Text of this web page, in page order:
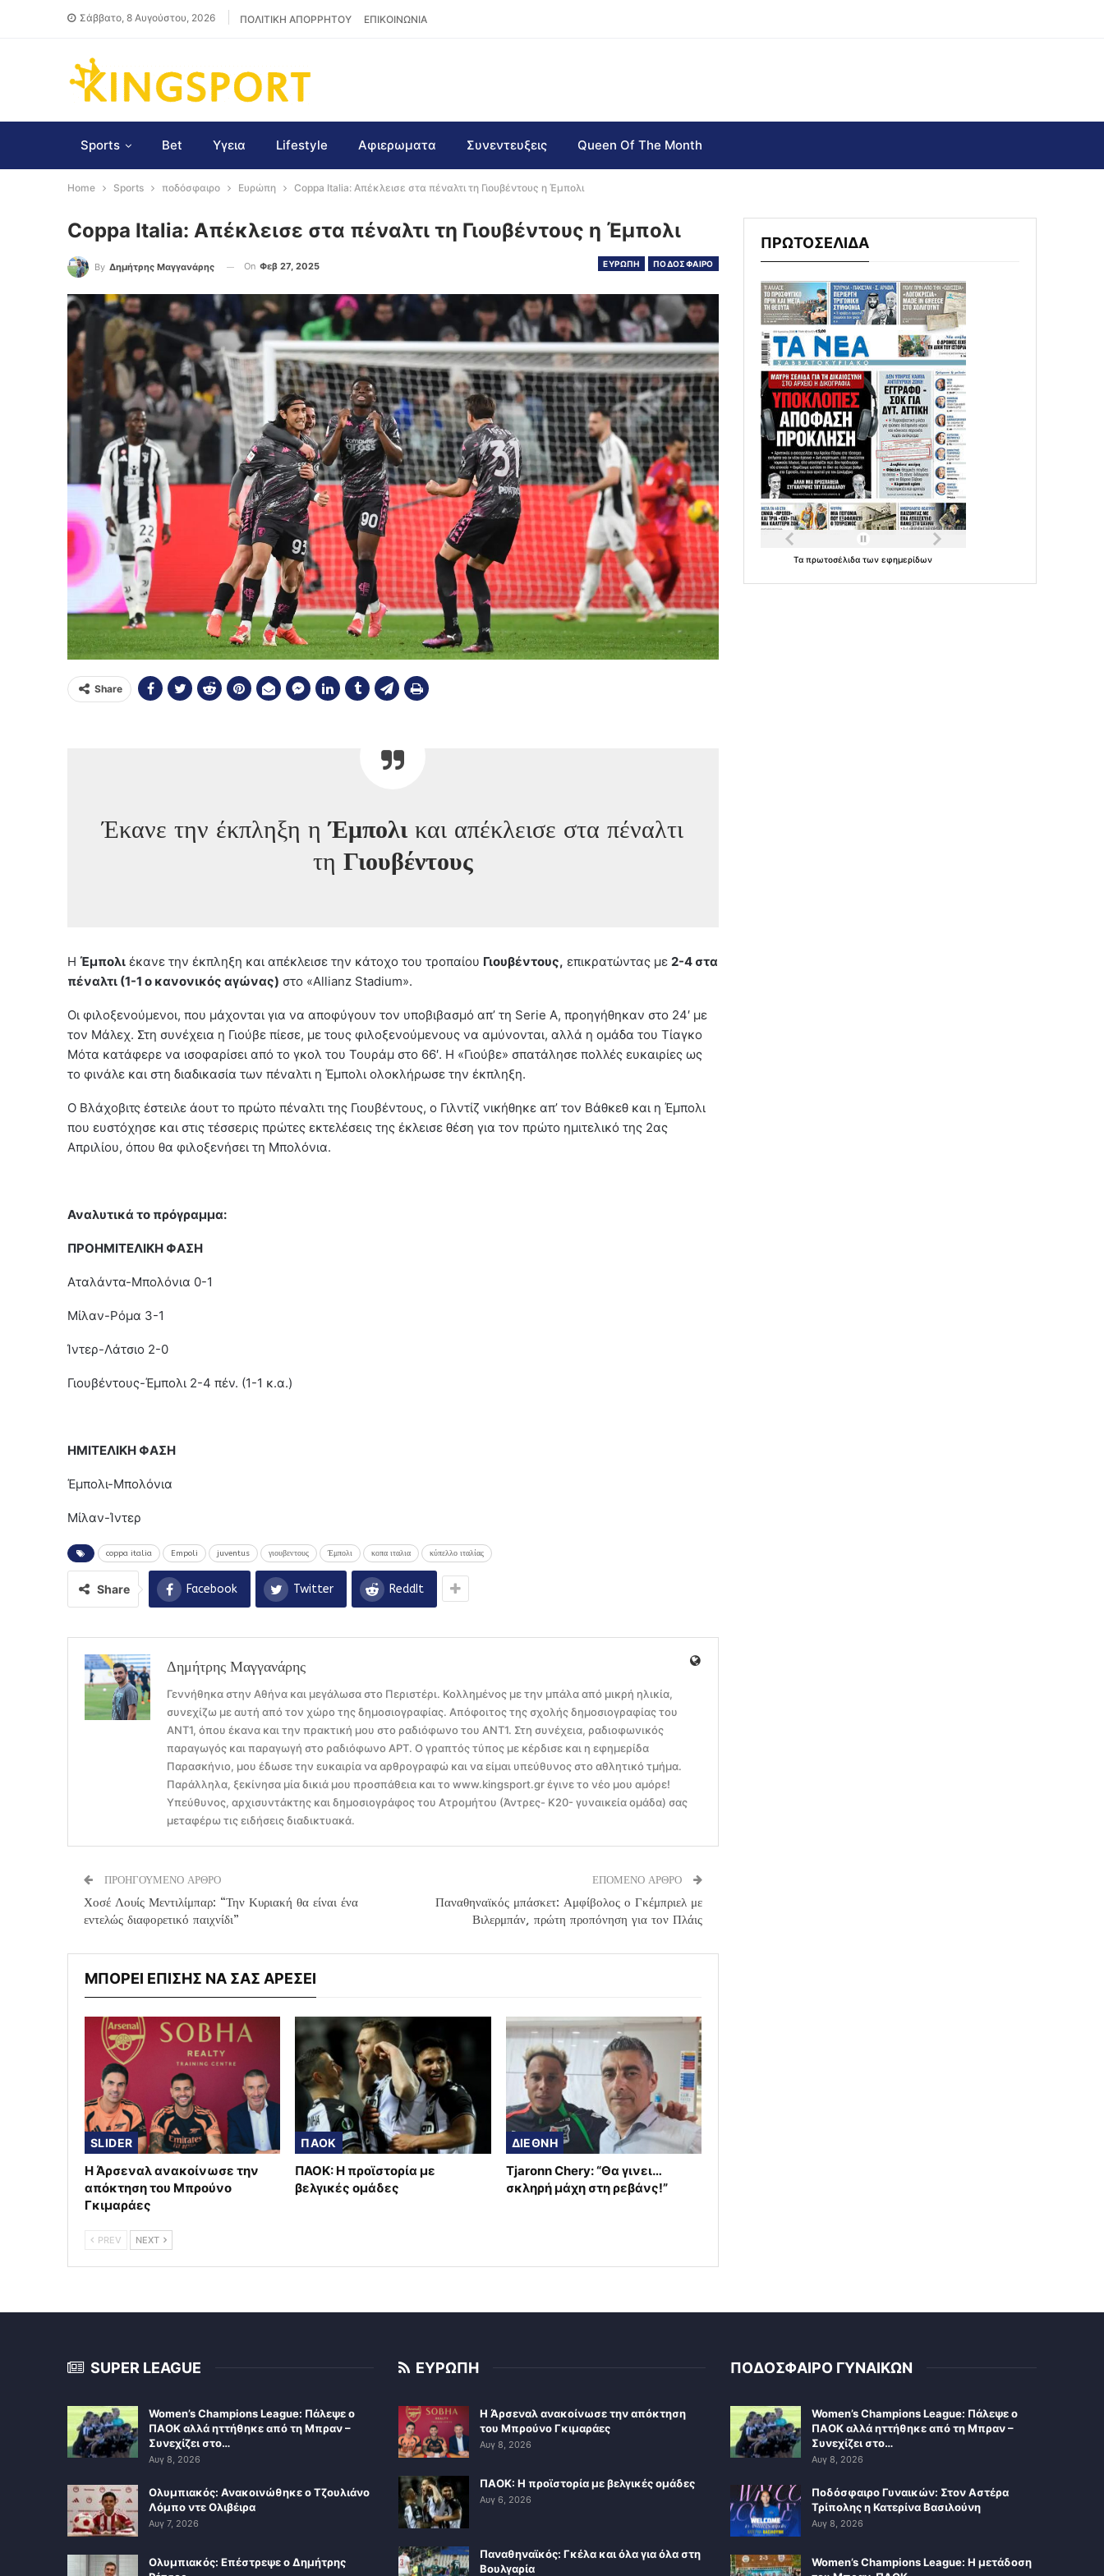
Σάββατο, 8 Αυγούστου, 2026 ΠΟΛΙΤΙΚΗ ΑΠΟΡΡΗΤΟΥ ΕΠΙΚΟΙΝΩΝΙΑ
Sports Bet Υγεια Lifestyle Αφιερωματα Συνεντευξεις Queen Of The Month
Home Sports ποδόσφαιρο Ευρώπη Coppa Italia: Απέκλεισε στα πέναλτι τη Γιουβέντους η Έμπολι
Coppa Italia: Απέκλεισε στα πέναλτι τη Γιουβέντους η Έμπολι
ΕΥΡΩΠΗ ΠΟΔΟΣΦΑΙΡΟ
By Δημήτρης Μαγγανάρης On Φεβ 27, 2025
Share
Έκανε την έκπληξη ηΈμπολικαι απέκλεισε στα πέναλτι
τη Γιουβέντους
Η Έμπολι έκανε την έκπληξη και απέκλεισε την κάτοχο του τροπαίου Γιουβέντους, επικρατώντας με 2-4 στα
πέναλτι (1-1 ο κανονικός αγώνας) στο «Allianz Stadium».
Οι φιλοξενούμενοι, που μάχονται για να αποφύγουν τον υποβιβασμό απ’ τη Serie A, προηγήθηκαν στο 24′ με
τον Μάλεχ. Στη συνέχεια η Γιούβε πίεσε, με τους φιλοξενούμενους να αμύνονται, αλλά η ομάδα του Τίαγκο
Μότα κατάφερε να ισοφαρίσει από το γκολ του Τουράμ στο 66′. Η «Γιούβε» σπατάλησε πολλές ευκαιρίες ως
το φινάλε και στη διαδικασία των πέναλτι η Έμπολι ολοκλήρωσε την έκπληξη.
Ο Βλάχοβιτς έστειλε άουτ το πρώτο πέναλτι της Γιουβέντους, ο Γιλντίζ νικήθηκε απ’ τον Βάθκεθ και η Έμπολι
που ευστόχησε και στις τέσσερις πρώτες εκτελέσεις της έκλεισε θέση για τον πρώτο ημιτελικό της 2ας
Απριλίου, όπου θα φιλοξενήσει τη Μπολόνια.
Αναλυτικά το πρόγραμμα:
ΠΡΟΗΜΙΤΕΛΙΚΗ ΦΑΣΗ
Αταλάντα-Μπολόνια 0-1
Μίλαν-Ρόμα 3-1
Ίντερ-Λάτσιο 2-0
Γιουβέντους-Έμπολι 2-4 πέν. (1-1 κ.α.)
ΗΜΙΤΕΛΙΚΗ ΦΑΣΗ
Έμπολι-Μπολόνια
Μίλαν-Ίντερ
coppa italia Empoli juventus γιουβεντους Έμπολι κοπα ιταλια κύπελλο ιταλίας
Share Facebook Twitter ReddIt
Δημήτρης Μαγγανάρης
Γεννήθηκα στην Αθήνα και μεγάλωσα στο Περιστέρι. Κολλημένος με την μπάλα από μικρή ηλικία,
συνεχίζω με αυτή από τον χώρο της δημοσιογραφίας. Απόφοιτος της σχολής δημοσιογραφίας του
ΑΝΤ1, όπου έκανα και την πρακτική μου στο ραδιόφωνο του ΑΝΤ1. Στη συνέχεια, ραδιοφωνικός
παραγωγός και παραγωγή στο ραδιόφωνο ΑΡΤ. Ο γραπτός τύπος με κέρδισε και η εφημερίδα
Παρασκήνιο, μου έδωσε την ευκαιρία να αρθρογραφώ και να είμαι υπεύθυνος στο αθλητικό τμήμα.
Παράλληλα, ξεκίνησα μία δικιά μου προσπάθεια και το www.kingsport.gr έγινε το νέο μου αμόρε!
Υπεύθυνος, αρχισυντάκτης και δημοσιογράφος του Ατρομήτου (Άντρες- Κ20- γυναικεία ομάδα) σας
μεταφέρω τις ειδήσεις διαδικτυακά.
ΠΡΟΗΓΟΥΜΕΝΟ ΑΡΘΡΟ
Χοσέ Λουίς Μεντιλίμπαρ: “Την Κυριακή θα είναι ένα
εντελώς διαφορετικό παιχνίδι”
ΕΠΟΜΕΝΟ ΑΡΘΡΟ
Παναθηναϊκός μπάσκετ: Αμφίβολος ο Γκέμπριελ με
Βιλερμπάν, πρώτη προπόνηση για τον Πλάις
ΜΠΟΡΕΙ ΕΠΙΣΗΣ ΝΑ ΣΑΣ ΑΡΕΣΕΙ
SLIDER
Η Άρσεναλ ανακοίνωσε την
απόκτηση του Μπρούνο
Γκιμαράες
ΠΑΟΚ
ΠΑΟΚ: Η προϊστορία με
βελγικές ομάδες
ΔΙΕΘΝΗ
Tjaronn Chery: “Θα γινει…
σκληρή μάχη στη ρεβάνς!”
PREV NEXT
ΠΡΩΤΟΣΕΛΙΔΑ
Ταπρωτοσέλιδατωνεφημερίδων
SUPER LEAGUE
Women’s Champions League: Πάλεψε ο
ΠΑΟΚ αλλά ηττήθηκε από τη Μπραν –
Συνεχίζει στο…
Αυγ 8, 2026
Ολυμπιακός: Ανακοινώθηκε ο Τζουλιάνο
Λόμπο ντε Ολιβέιρα
Αυγ 7, 2026
Ολυμπιακός: Επέστρεψε ο Δημήτρης
ΕΥΡΩΠΗ
Η Άρσεναλ ανακοίνωσε την απόκτηση
του Μπρούνο Γκιμαράες
Αυγ 8, 2026
ΠΑΟΚ: Η προϊστορία με βελγικές ομάδες
Αυγ 6, 2026
Παναθηναϊκός: Γκέλα και όλα για όλα στη
Βουλγαρία
ΠΟΔΟΣΦΑΙΡΟ ΓΥΝΑΙΚΩΝ
Women’s Champions League: Πάλεψε ο
ΠΑΟΚ αλλά ηττήθηκε από τη Μπραν –
Συνεχίζει στο…
Αυγ 8, 2026
Ποδόσφαιρο Γυναικών: Στον Αστέρα
Τρίπολης η Κατερίνα Βασιλούνη
Αυγ 8, 2026
Women’s Champions League: Η μετάδοση